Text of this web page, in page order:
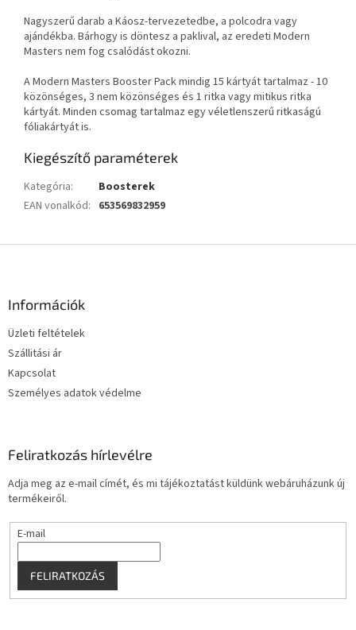
Nagyszerű darab a Káosz-tervezetedbe, a polcodra vagy
ajándékba. Bárhogy is döntesz a paklival, az eredeti Modern
Masters nem fog csalódást okozni.
A Modern Masters Booster Pack mindig 15 kártyát tartalmaz - 10
közönséges, 3 nem közönséges és 1 ritka vagy mitikus ritka
kártyát. Minden csomag tartalmaz egy véletlenszerű ritkaságú
fóliakártyát is.
Kiegészítő paraméterek
Kategória:
Boosterek
EAN vonalkód: 653569832959
Információk
Üzleti feltételek
Szállitási ár
Kapcsolat
Személyes adatok védelme
Feliratkozás hírlevélre
Adja meg az e-mail címét, és mi tájékoztatást küldünk webáruházunk új
termékeiről.
E-mail
FELIRATKOZÁS